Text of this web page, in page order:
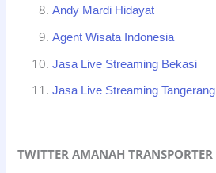
Andy Mardi Hidayat
Agent Wisata Indonesia
Jasa Live Streaming Bekasi
Jasa Live Streaming Tangerang
TWITTER AMANAH TRANSPORTER